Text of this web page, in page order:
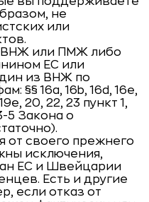
не
или
ВНЖ или ПМЖ либо
ЕС или
из ВНЖ по
§§ 16a, 16b, 16d, 16e,
20, 22, 23 пункт 1,
5 Закона о
от своего прежнего
исключения,
ЕС и Швейцарии
Есть и другие
если отказ от